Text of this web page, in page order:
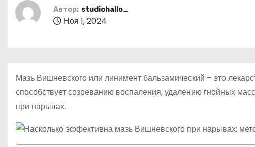
Автор: studiohallo_
Ноя 1, 2024
Мазь Вишневского или линимент бальзамический – это
способствует созреванию воспаления, удалению гнойных
при нарывах.